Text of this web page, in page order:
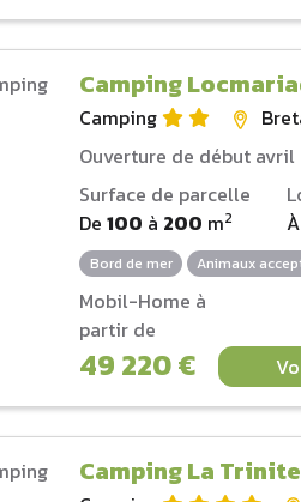
Camping
Camping
Ouverture de début
Surface de parcelle
De100 à 200 m2
Bord de mer Animaux
Mobil-Home à
partir de
49 220 €
Camping La